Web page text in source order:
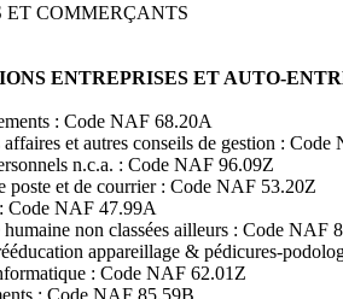
ET COMMERÇANTS
ENTREPRISES ET AUTO-
: Code NAF 68.20A
et autres conseils de gestion :
n.c.a. : Code NAF 96.09Z
poste et de courrier : Code NAF 53.20Z
Code NAF 47.99A
non classées ailleurs : Code NAF
appareillage & pédicures-
: Code NAF 62.01Z
: Code NAF 85.59B